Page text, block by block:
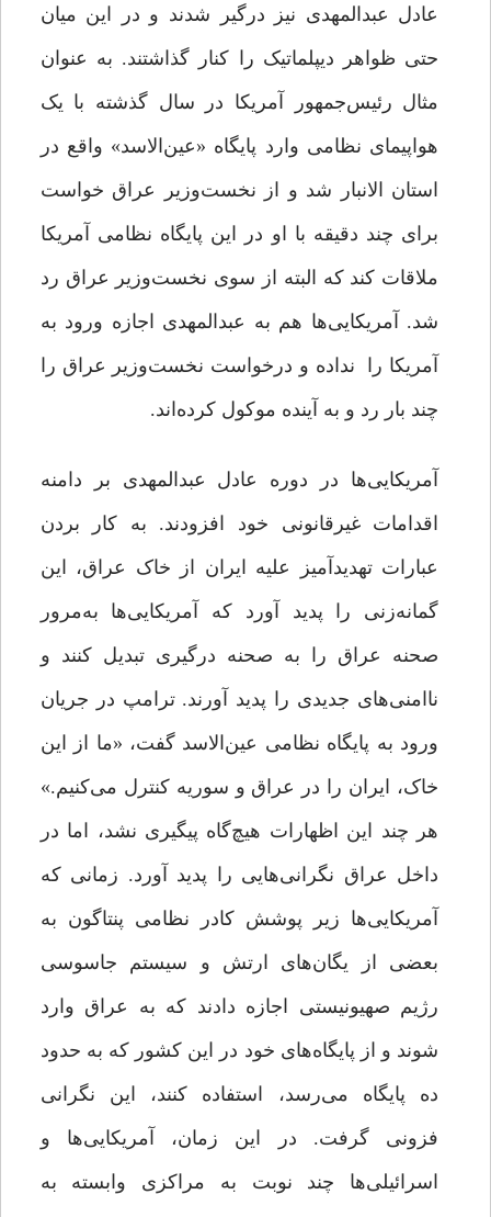
عادل عبدالمهدی نیز درگیر شدند و در این میان
حتی ظواهر دیپلماتیک را کنار گذاشتند. به عنوان
مثال رئیس‌جمهور آمریکا در سال گذشته با یک
هواپیمای نظامی وارد پایگاه «عین‌الاسد» واقع در
استان الانبار شد و از نخست‌‌وزیر عراق خواست
برای چند دقیقه با او در این پایگاه نظامی آمریکا
ملاقات کند که البته از سوی نخست‌وزیر عراق رد
شد. آمریکایی‌ها هم به عبدالمهدی اجازه ورود به
آمریکا را نداده و درخواست نخست‌وزیر عراق را
چند بار رد و به آینده موکول کرده‌اند.
آمریکایی‌ها در دوره عادل عبدالمهدی بر دامنه
اقدامات غیرقانونی خود افزودند. به کار بردن
عبارات تهدیدآمیز علیه ایران از خاک عراق، این
گمانه‌زنی را پدید آورد که آمریکایی‌ها به‌مرور
صحنه عراق را به صحنه درگیری تبدیل کنند و
ناامنی‌های جدیدی را پدید ‌آورند. ترامپ در جریان
ورود به پایگاه نظامی عین‌الاسد گفت، «ما از این
خاک، ایران را در عراق و سوریه کنترل می‌کنیم.»
هر چند این اظهارات هیچ‌گاه پیگیری نشد، اما در
داخل عراق نگرانی‌هایی را پدید آورد. زمانی که
آمریکایی‌ها زیر پوشش کادر نظامی پنتاگون به
بعضی از یگان‌های ارتش و سیستم جاسوسی
رژیم صهیونیستی اجازه دادند که به عراق وارد
شوند و از پایگاه‌های خود در این کشور که به حدود
ده پایگاه می‌رسد، استفاده کنند، این نگرانی
فزونی گرفت. در این زمان، آمریکایی‌ها و
اسرائیلی‌ها چند نوبت به مراکزی وابسته به